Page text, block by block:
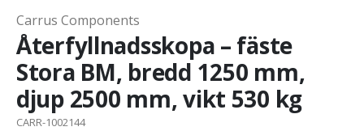
Carrus Components
Återfyllnadsskopa – fäste
Stora BM, bredd 1250 mm,
djup 2500 mm, vikt 530 kg
CARR-1002144